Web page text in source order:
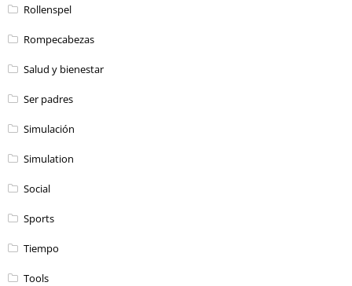
Rollenspel
Rompecabezas
Salud y bienestar
Ser padres
Simulación
Simulation
Social
Sports
Tiempo
Tools